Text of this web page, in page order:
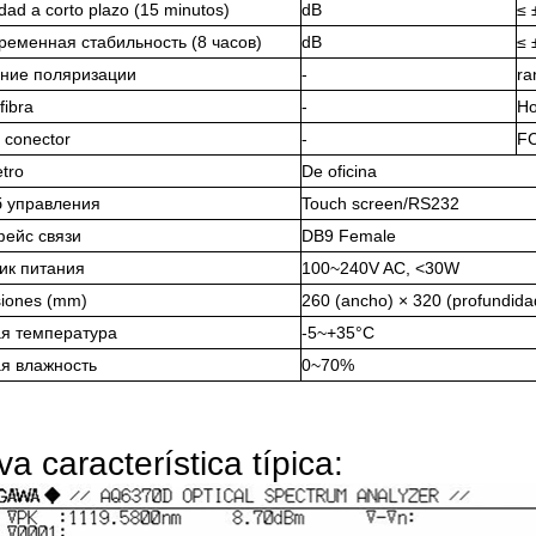
a corto plazo (15 minutos) dB
≤
стабильность (8 часов)
dB
≤
поляризации
-
-
conector
-
De oficina
управления
Touch screen/RS232
связи
DB9 Female
питания
100~240V AC, <30W
(mm)
260 (ancho) × 320
температура
-5~+35°C
влажность
0~70%
característica típica: